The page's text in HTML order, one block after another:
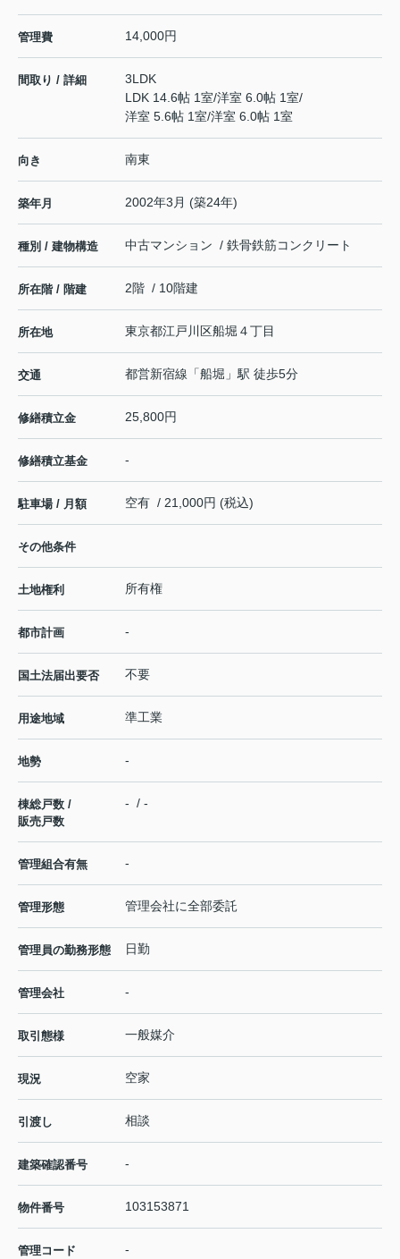
管理費 14,000円
間取り / 詳細
3LDK
LDK 14.6帖 1室/洋室 6.0帖 1室/
洋室 5.6帖 1室/洋室 6.0帖 1室
向き 南東
築年月 2002年3月 (築24年)
種別 / 建物構造 中古マンション / 鉄骨鉄筋コンクリート
所在階 / 階建 2階 / 10階建
所在地 東京都江戸川区船堀 ４丁目
交通 都営新宿線 「船堀 」駅 徒歩5分
修繕積立金 25,800円
修繕積立基金 -
駐車場 / 月額 空有 / 21,000円 (税込)
その他条件
土地権利 所有権
都市計画 -
国土法届出要否 不要
用途地域 準工業
地勢 -
棟総戸数 /
販売戸数
- / -
管理組合有無 -
管理形態 管理会社に全部委託
管理員の勤務形態 日勤
管理会社 -
取引態様 一般媒介
現況 空家
引渡し 相談
建築確認番号 -
物件番号 103153871
管理コード -